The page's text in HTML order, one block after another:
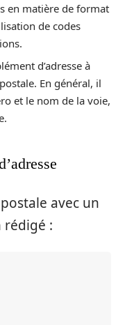
en matière de format
de codes
d’adresse à
En général, il
et le nom de la voie,
avec un
rédigé :